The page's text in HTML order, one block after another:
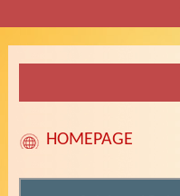
HOMEPAGE